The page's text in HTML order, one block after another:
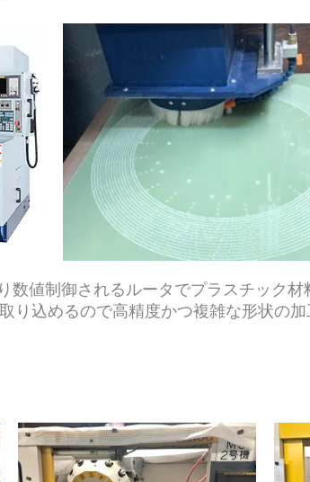
数値制御されるルータでプラスチック
り込めるので高精度かつ複雑な形状の加